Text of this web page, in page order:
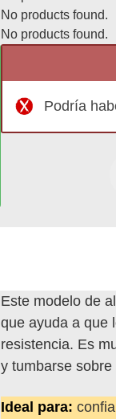
No products found.
No products found.
Podría
Este modelo de
que ayuda a que
resistencia. Es
y tumbarse
Ideal para: